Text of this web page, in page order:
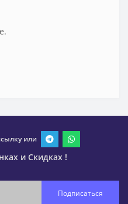
или
и Скидках !
Подписаться